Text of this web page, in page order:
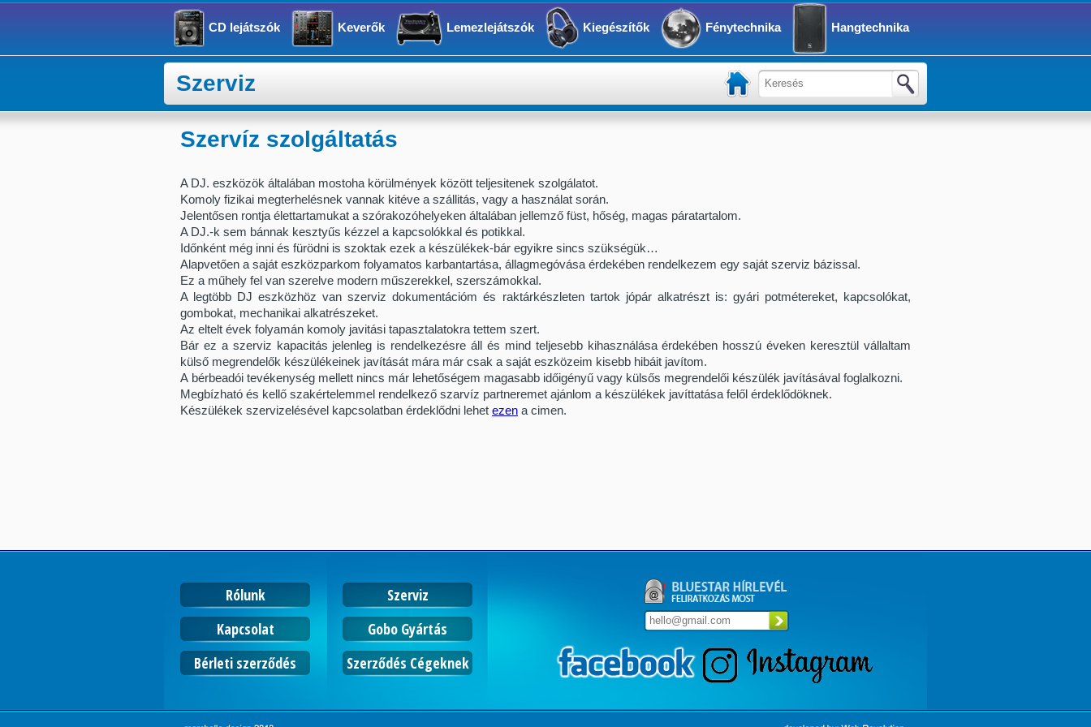
CD lejátszók Keverők Lemezlejátszók Kiegészítők Fénytechnika Hangtechnika
Szerviz
Szervíz szolgáltatás
A DJ. eszközök általában mostoha körülmények között teljesitenek szolgálatot.
Komoly fizikai megterhelésnek vannak kitéve a szállitás, vagy a használat során.
Jelentősen rontja élettartamukat a szórakozóhelyeken általában jellemző füst, hőség, magas páratartalom.
A DJ.-k sem bánnak kesztyűs kézzel a kapcsolókkal és potikkal.
Időnként még inni és fürödni is szoktak ezek a készülékek-bár egyikre sincs szükségük…
Alapvetően a saját eszközparkom folyamatos karbantartása, állagmegóvása érdekében rendelkezem egy saját szerviz bázissal.
Ez a műhely fel van szerelve modern műszerekkel, szerszámokkal.
A legtöbb DJ eszközhöz van szerviz dokumentációm és raktárkészleten tartok jópár alkatrészt is: gyári potmétereket, kapcsolókat,
gombokat, mechanikai alkatrészeket.
Az eltelt évek folyamán komoly javitási tapasztalatokra tettem szert.
Bár ez a szerviz kapacitás jelenleg is rendelkezésre áll és mind teljesebb kihasználása érdekében hosszú éveken keresztül vállaltam
külső megrendelők készülékeinek javítását mára már csak a saját eszközeim kisebb hibáit javítom.
A bérbeadói tevékenység mellett nincs már lehetőségem magasabb időigényű vagy külsős megrendelői készülék javításával foglalkozni.
Megbízható és kellő szakértelemmel rendelkező szarvíz partneremet ajánlom a készülékek javíttatása felől érdeklődöknek.
Készülékek szervizelésével kapcsolatban érdeklődni lehet ezen a cimen.
Rólunk
Kapcsolat
Bérleti szerződés
Szerviz
Gobo Gyártás
Szerződés Cégeknek